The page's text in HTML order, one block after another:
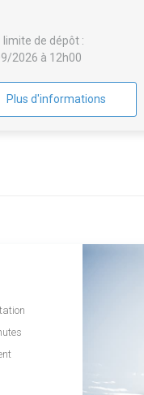
limite de dépôt :
2026 à 12h00
Plus d'informations